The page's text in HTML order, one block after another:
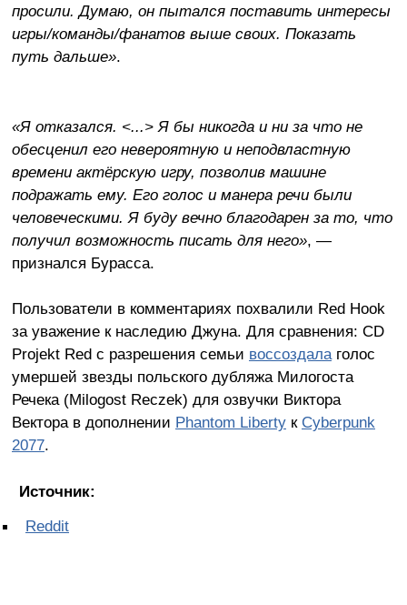
просили. Думаю, он пытался поставить интересы
игры/команды/фанатов выше своих. Показать
путь дальше».
«Я отказался. <...> Я бы никогда и ни за что не
обесценил его невероятную и неподвластную
времени актёрскую игру, позволив машине
подражать ему. Его голос и манера речи были
человеческими. Я буду вечно благодарен за то, что
получил возможность писать для него», —
признался Бурасса.
Пользователи в комментариях похвалили Red Hook
за уважение к наследию Джуна. Для сравнения: CD
Projekt Red с разрешения семьи воссоздалаголос
умершей звезды польского дубляжа Милогоста
Речека (Milogost Reczek) для озвучки Виктора
Вектора в дополнении Phantom Libertyк Cyberpunk
2077.
Источник:
Reddit